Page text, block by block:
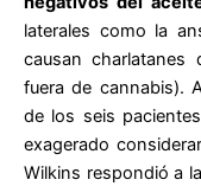
laterales como la
causan
fuera de cannabis).
de los seis
exagerado
Wilkins respondió a